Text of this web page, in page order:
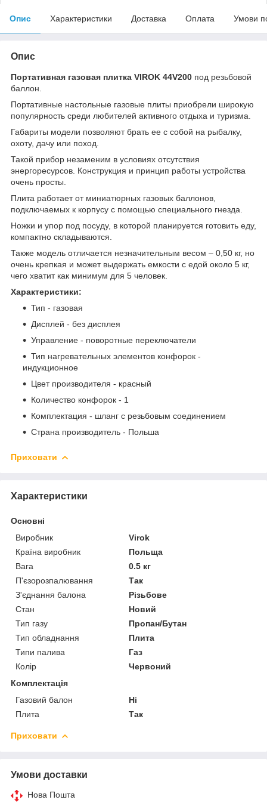
Опис Характеристики Доставка Оплата Умови
Опис
Портативная газовая плитка VIROK 44V200 под резьбовой
баллон.
Портативные настольные газовые плиты приобрели широкую
популярность среди любителей активного отдыха и туризма.
Габариты модели позволяют брать ее с собой на рыбалку,
охоту, дачу или поход.
Такой прибор незаменим в условиях отсутствия
энергоресурсов. Конструкция и принцип работы устройства
очень просты.
Плита работает от миниатюрных газовых баллонов,
подключаемых к корпусу с помощью специального гнезда.
Ножки и упор под посуду, в которой планируется готовить еду,
компактно складываются.
Также модель отличается незначительным весом – 0,50 кг, но
очень крепкая и может выдержать емкости с едой около 5 кг,
чего хватит как минимум для 5 человек.
Характеристики:
Тип - газовая
Дисплей - без дисплея
Управление - поворотные переключатели
Тип нагревательных элементов конфорок -
индукционное
Цвет производителя - красный
Количество конфорок - 1
Комплектация - шланг с резьбовым соединением
Страна производитель - Польша
Приховати
Характеристики
Основні
Виробник
Virok
Країна виробник
Польща
Вага
0.5 кг
П'єзорозпалювання
Так
З'єднання балона
Різьбове
Стан
Новий
Тип газу
Пропан/Бутан
Тип обладнання
Плита
Типи палива
Газ
Колір
Червоний
Комплектація
Газовий балон
Ні
Плита
Так
Приховати
Умови доставки
Нова Пошта